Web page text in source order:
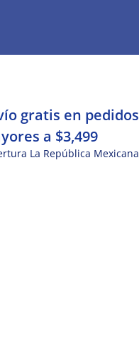
gratis en pedidos
a $3,499
La República Mexicana